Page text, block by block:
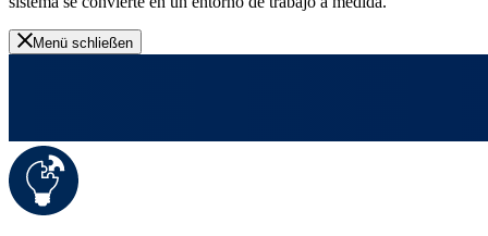
Menü schließen